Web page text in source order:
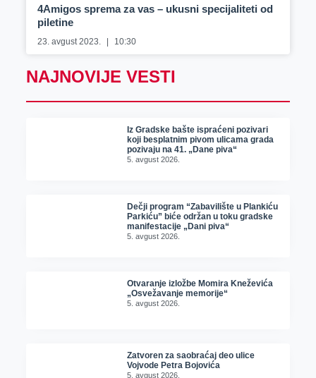
4Amigos sprema za vas – ukusni specijaliteti od
piletine
23. avgust 2023. 10:30
NAJNOVIJE VESTI
Iz Gradske bašte ispraćeni pozivari
koji besplatnim pivom ulicama grada
pozivaju na 41. „Dane piva“
5. avgust 2026.
Dečji program “Zabavilište u Plankiću
Parkiću” biće održan u toku gradske
manifestacije „Dani piva“
5. avgust 2026.
Otvaranje izložbe Momira Kneževića
„Osvežavanje memorije“
5. avgust 2026.
Zatvoren za saobraćaj deo ulice
Vojvode Petra Bojovića
5. avgust 2026.